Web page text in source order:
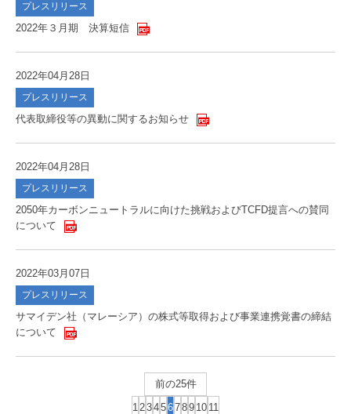
プレスリリース
2022年３月期 決算短信
2022年04月28日
プレスリリース
代表取締役等の異動に関するお知らせ
2022年04月28日
プレスリリース
2050年カーボンニュートラルに向けた挑戦およびTCFD提言への賛同
について
2022年03月07日
プレスリリース
サマイデン社（マレーシア）の株式等取得および事業連携覚書の締結
について
前の25件
123456789 10 11